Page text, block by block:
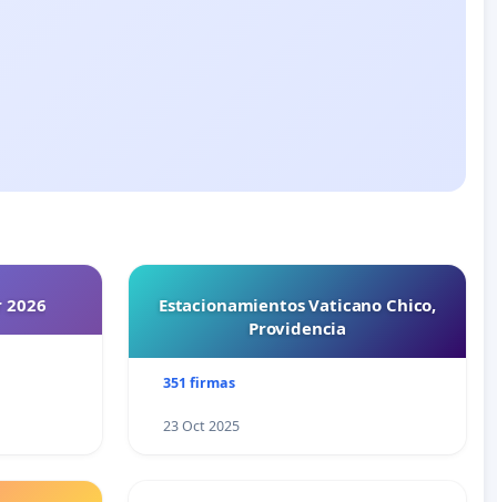
2026
Estacionamientos Vaticano Chico,
Providencia
351 firmas
23 Oct 2025